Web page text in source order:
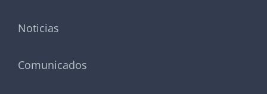
Noticias
Comunicados